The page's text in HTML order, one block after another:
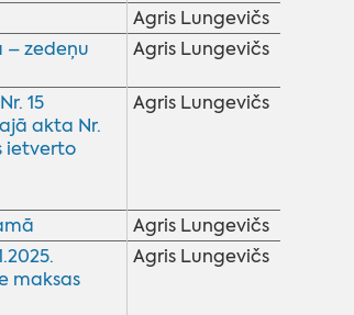
Agris Lungevičs
– zedeņu
Agris Lungevičs
15
akta Nr.
ietverto
Agris Lungevičs
Agris Lungevičs
maksas
Agris Lungevičs